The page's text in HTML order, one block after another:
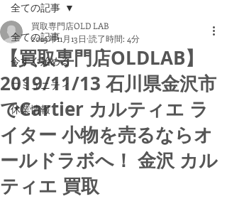
全ての記事
今すぐ始める
コミュニティ
休業情報
全ての記事
【買取専門店OLDLAB】
2019/11/13 石川県金沢市
でCartier カルティエ ラ
イター 小物を売るならオ
ールドラボへ！ 金沢 カル
ティエ 買取
買取専門店OLD LAB
2019年11月13日 読了時間: 4分